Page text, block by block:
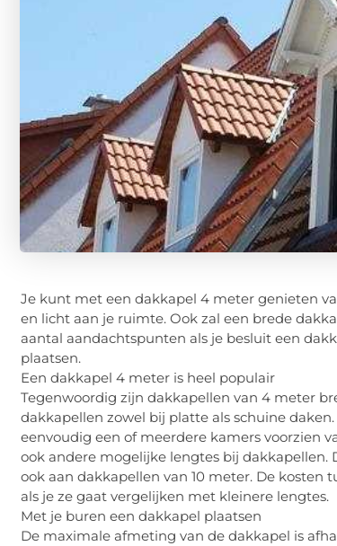
Je kunt met een dakkapel 4 meter genieten
en licht aan je ruimte. Ook zal een brede
aantal aandachtspunten als je besluit een
plaatsen.
Een dakkapel 4 meter is heel populair
Tegenwoordig zijn dakkapellen van 4 meter
dakkapellen zowel bij platte als schuine
eenvoudig een of meerdere kamers voorzien
ook andere mogelijke lengtes bij
ook aan dakkapellen van 10 meter. De kosten
als je ze gaat vergelijken met kleinere lengtes.
Met je buren een dakkapel plaatsen
De maximale afmeting van de dakkapel is